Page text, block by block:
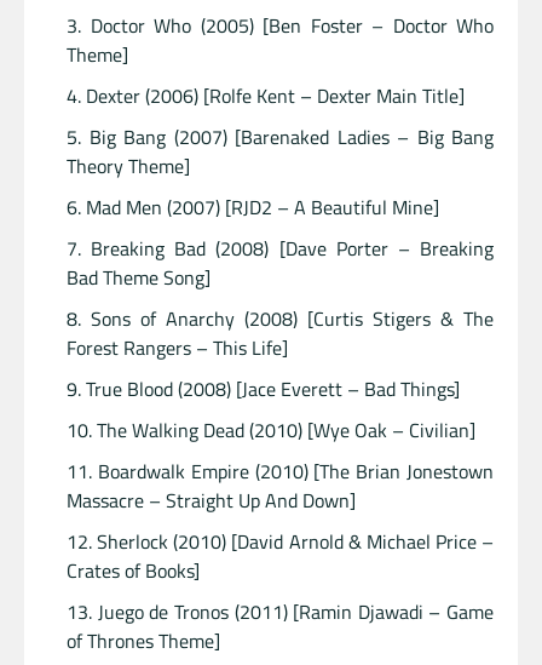
Doctor Who (2005) [Ben Foster – Doctor Who
Theme]
Dexter (2006) [Rolfe Kent – Dexter Main Title]
Big Bang (2007) [Barenaked Ladies – Big Bang
Theory Theme]
Mad Men (2007) [RJD2 – A Beautiful Mine]
Breaking Bad (2008) [Dave Porter – Breaking
Bad Theme Song]
Sons of Anarchy (2008) [Curtis Stigers & The
Forest Rangers – This Life]
True Blood (2008) [Jace Everett – Bad Things]
The Walking Dead (2010) [Wye Oak – Civilian]
Boardwalk Empire (2010) [The Brian Jonestown
Massacre – Straight Up And Down]
Sherlock (2010) [David Arnold & Michael Price –
Crates of Books]
Juego de Tronos (2011) [Ramin Djawadi – Game
of Thrones Theme]